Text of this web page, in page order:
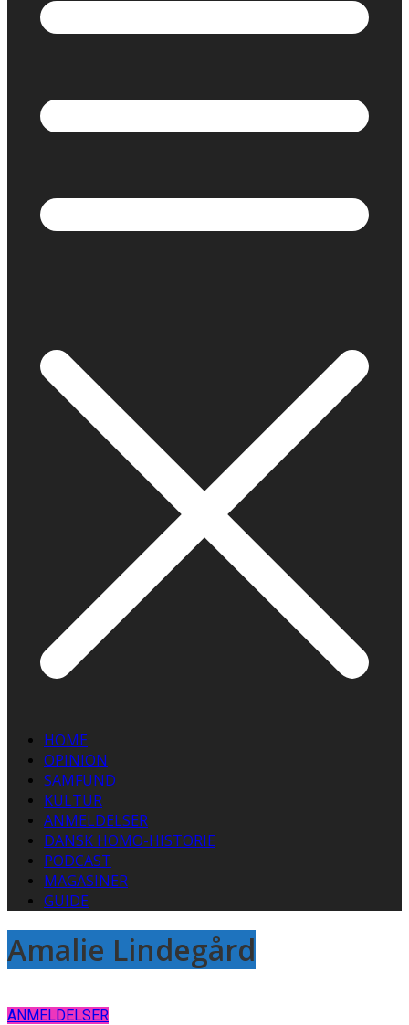
HOME
OPINION
SAMFUND
KULTUR
ANMELDELSER
DANSK HOMO-HISTORIE
PODCAST
MAGASINER
GUIDE
Amalie Lindegård
ANMELDELSER